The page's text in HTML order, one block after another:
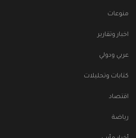
منوعات
اخبار وتقارير
عربي ودولي
كتابات وتحليلات
اقتصاد
رياضة